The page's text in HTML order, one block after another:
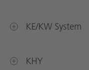
KE/KW System
KHY